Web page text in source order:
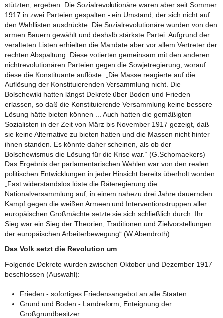
stützten, ergeben. Die Sozialrevolutionäre waren aber seit Sommer
1917 in zwei Parteien gespalten - ein Umstand, der sich nicht auf
den Wahllisten ausdrückte. Die Sozialrevolutionäre wurden von den
armen Bauern gewählt und deshalb stärkste Partei. Aufgrund der
veralteten Listen erhielten die Mandate aber vor allem Vertreter der
rechten Abspaltung. Diese votierten gemeinsam mit den anderen
nichtrevolutionären Parteien gegen die Sowjetregierung, worauf
diese die Konstituante auflöste. „Die Masse reagierte auf die
Auflösung der Konstituierenden Versammlung nicht. Die
Bolschewiki hatten längst Dekrete über Boden und Frieden
erlassen, so daß die Konstituierende Versammlung keine bessere
Lösung hätte bieten können ... Auch hatten die gemäßigten
Sozialisten in der Zeit von März bis November 1917 gezeigt, daß
sie keine Alternative zu bieten hatten und die Massen nicht hinter
ihnen standen. Es könnte daher scheinen, als ob der
Bolschewismus die Lösung für die Krise war.“ (G.Schomaekers)
Das Ergebnis der parlamentarischen Wahlen war von den realen
politischen Entwicklungen in jeder Hinsicht bereits überholt worden.
„Fast widerstandslos löste die Räteregierung die
Nationalversammlung auf; in einem nahezu drei Jahre dauernden
Kampf gegen die weißen Armeen und Interventionstruppen aller
europäischen Großmächte setzte sie sich schließlich durch. Ihr
Sieg war ein Sieg der Theorien, Traditionen und Zielvorstellungen
der europäischen Arbeiterbewegung“ (W.Abendroth).
Das Volk setzt die Revolution um
Folgende Dekrete wurden zwischen Oktober und Dezember 1917
beschlossen (Auswahl):
Frieden - sofortiges Friedensangebot an alle Staaten
Grund und Boden - Landreform, Enteignung der
Großgrundbesitzer